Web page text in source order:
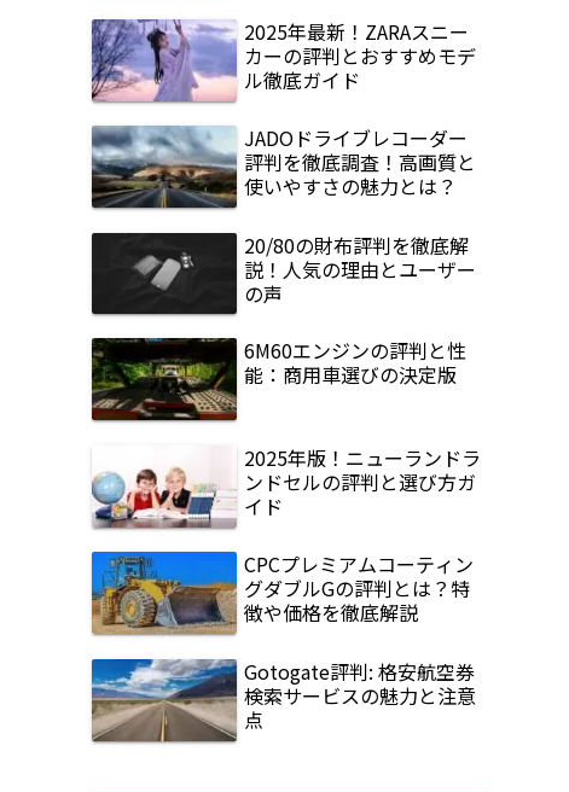
2025年最新！ZARAスニー
カーの評判とおすすめモデ
ル徹底ガイド
JADOドライブレコーダー
評判を徹底調査！高画質と
使いやすさの魅力とは？
20/80の財布評判を徹底解
説！人気の理由とユーザー
の声
6M60エンジンの評判と性
能：商用車選びの決定版
2025年版！ニューランドラ
ンドセルの評判と選び方ガ
イド
CPCプレミアムコーティン
グダブルGの評判とは？特
徴や価格を徹底解説
Gotogate評判: 格安航空券
検索サービスの魅力と注意
点